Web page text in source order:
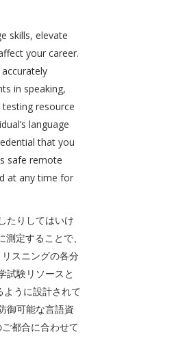
skills, elevate
your career.
in speaking,
resource
language
that you
safe remote
at any time for
たりしてはいけ
定することで、
スニングの各分
試験リソースと
うに設計されて
御可能な言語資
都合に合わせて